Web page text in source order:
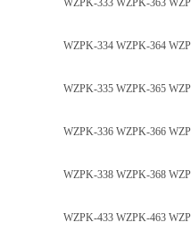
WZPK-333 WZPK-363
WZPK-334 WZPK-364
WZPK-335 WZPK-365
WZPK-336 WZPK-366
WZPK-338 WZPK-368
WZPK-433 WZPK-463